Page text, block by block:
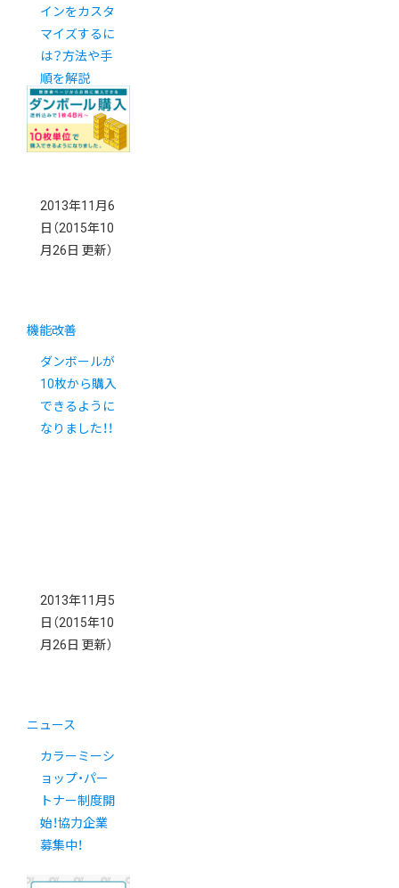
インをカスタ
マイズするに
は？方法や手
順を解説
2013年11月6
日 （2015年10
月26日 更新）
機能改善
ダンボールが
10枚から購入
できるように
なりました！！
2013年11月5
日 （2015年10
月26日 更新）
ニュース
カラーミーシ
ョップ・パー
トナー制度開
始！協力企業
募集中！